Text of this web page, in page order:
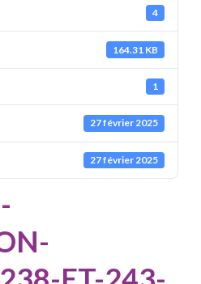
4
164.31 KB
1
27 février 2025
27 février 2025